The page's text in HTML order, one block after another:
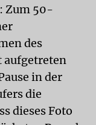
Zum 50-
des
aufgetreten
in der
die
dieses Foto